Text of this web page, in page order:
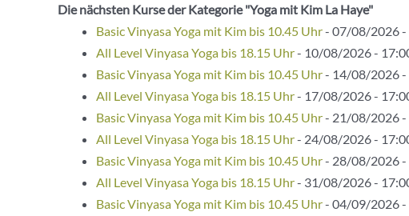
Die nächsten Kurse der Kategorie "Yoga mit Kim La Haye"
Basic Vinyasa Yoga mit Kim bis 10.45 Uhr- 07/08/2026 -
All Level Vinyasa Yoga bis 18.15 Uhr- 10/08/2026 -
Basic Vinyasa Yoga mit Kim bis 10.45 Uhr- 14/08/2026 -
All Level Vinyasa Yoga bis 18.15 Uhr- 17/08/2026 -
Basic Vinyasa Yoga mit Kim bis 10.45 Uhr- 21/08/2026 -
All Level Vinyasa Yoga bis 18.15 Uhr- 24/08/2026 -
Basic Vinyasa Yoga mit Kim bis 10.45 Uhr- 28/08/2026 -
All Level Vinyasa Yoga bis 18.15 Uhr- 31/08/2026 -
Basic Vinyasa Yoga mit Kim bis 10.45 Uhr- 04/09/2026 -